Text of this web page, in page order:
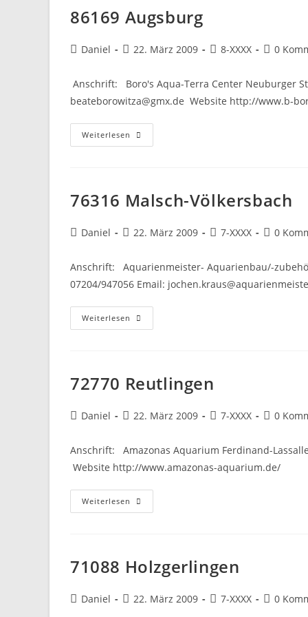
86169 Augsburg
Beitrags-
Daniel
Beitrag
22. März 2009
Beitrags-
8-XXXX
Beitrags-
0
Anschrift: Boro's Aqua-Terra Center Neuburger
beateborowitza@gmx.de Website http://www.b-
Weiterlesen 86169
Augsburg
76316 Malsch-Völkersbach
Beitrags-
Daniel
Beitrag
22. März 2009
Beitrags-
7-XXXX
Beitrags-
0
Anschrift: Aquarienmeister- Aquarienbau/-
07204/947056 Email:
Weiterlesen 76316
Malsch-
72770 Reutlingen
Beitrags-
Daniel
Beitrag
22. März 2009
Beitrags-
7-XXXX
Beitrags-
0
Anschrift: Amazonas Aquarium Ferdinand-
Website http://www.amazonas-aquarium.de/
Weiterlesen 72770
Reutlingen
71088 Holzgerlingen
Beitrags-
Daniel
Beitrag
22. März 2009
Beitrags-
7-XXXX
Beitrags-
0